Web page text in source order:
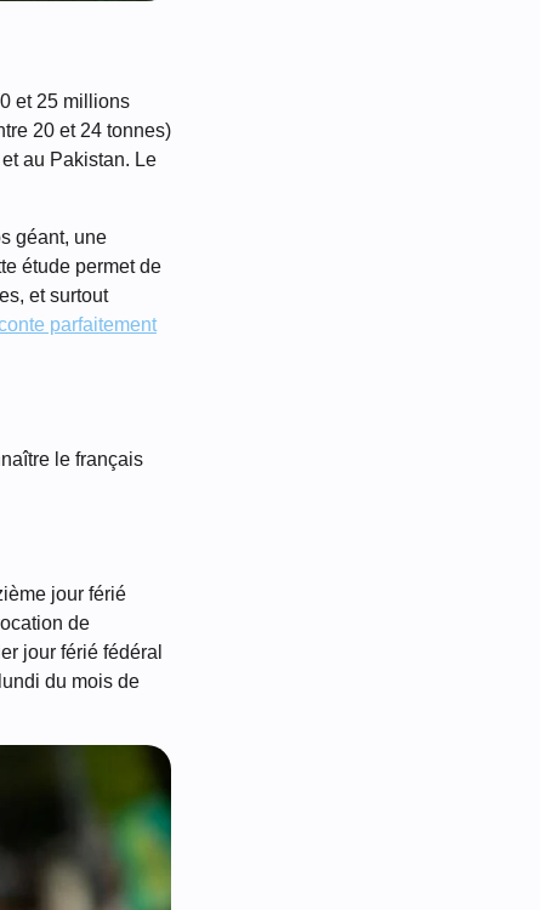
et 25 millions
20 et 24 tonnes)
au Pakistan. Le
géant, une
étude permet de
et surtout
parfaitement
le français
jour férié
de
jour férié fédéral
du mois de